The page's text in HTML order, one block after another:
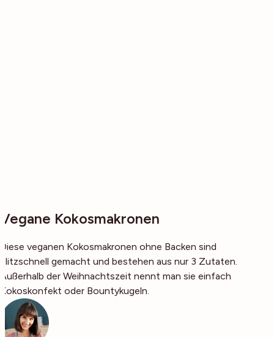
Vegane Kokosmakronen
Diese veganen Kokosmakronen ohne Backen sind
blitzschnell gemacht und bestehen aus nur 3 Zutaten.
Außerhalb der Weihnachtszeit nennt man sie einfach
Kokoskonfekt oder Bountykugeln.